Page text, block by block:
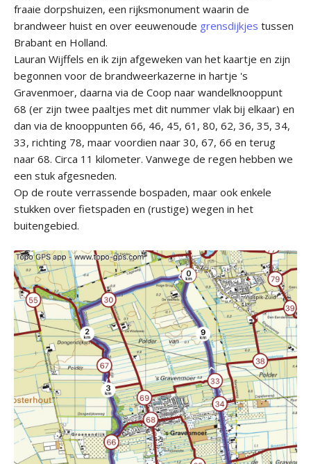
fraaie dorpshuizen, een rijksmonument waarin de
brandweer huist en over eeuwenoude grensdijkjes tussen
Brabant en Holland.
Lauran Wijffels en ik zijn afgeweken van het kaartje en zijn
begonnen voor de brandweerkazerne in hartje 's
Gravenmoer, daarna via de Coop naar wandelknooppunt
68 (er zijn twee paaltjes met dit nummer vlak bij elkaar) en
dan via de knooppunten 66, 46, 45, 61, 80, 62, 36, 35, 34,
33, richting 78, maar voordien naar 30, 67, 66 en terug
naar 68. Circa 11 kilometer. Vanwege de regen hebben we
een stuk afgesneden.
Op de route verrassende bospaden, maar ook enkele
stukken over fietspaden en (rustige) wegen in het
buitengebied.